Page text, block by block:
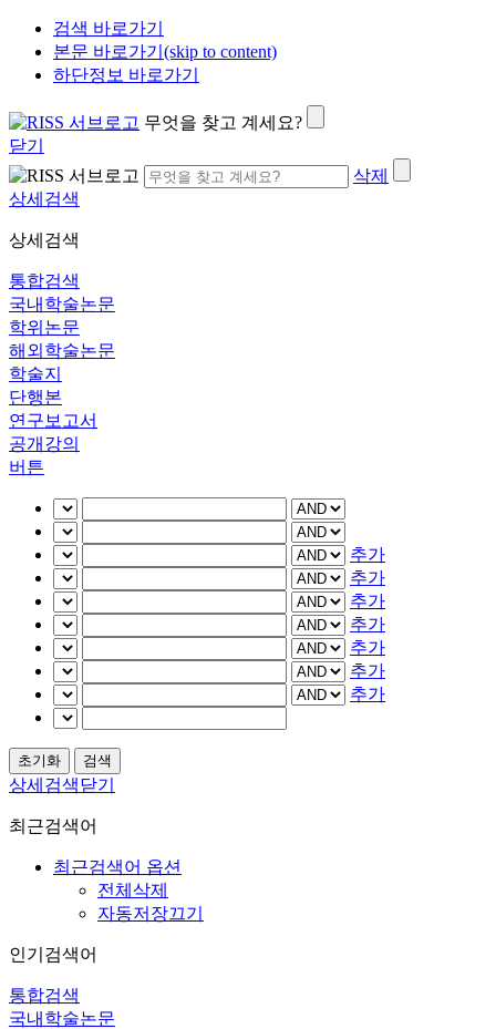
검색 바로가기
본문 바로가기(skip to content)
하단정보 바로가기
무엇을 찾고 계세요?
닫기
삭제
상세검색
상세검색
통합검색
국내학술논문
학위논문
해외학술논문
학술지
단행본
연구보고서
공개강의
버튼
추가
추가
추가
추가
추가
추가
추가
상세검색닫기
최근검색어
최근검색어 옵션
전체삭제
자동저장끄기
인기검색어
통합검색
국내학술논문